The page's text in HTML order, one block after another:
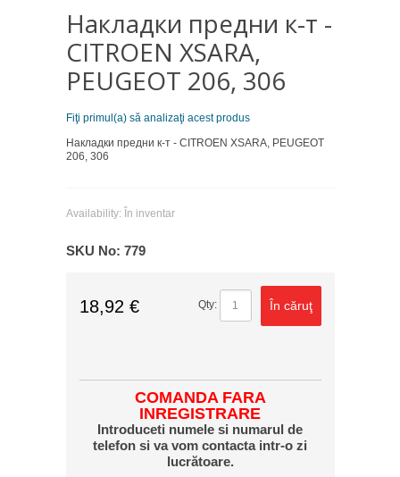
Накладки предни к-т -
CITROEN XSARA,
PEUGEOT 206, 306
Fiţi primul(a) să analizaţi acest produs
Накладки предни к-т - CITROEN XSARA, PEUGEOT
206, 306
Availability: În inventar
SKU No: 779
18,92 € Qty: În căruţ
COMANDA FARA
INREGISTRARE
Introduceti numele si numarul de
telefon si va vom contacta intr-o zi
lucrătoare.